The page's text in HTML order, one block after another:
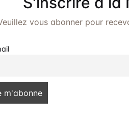
vous abonner pour